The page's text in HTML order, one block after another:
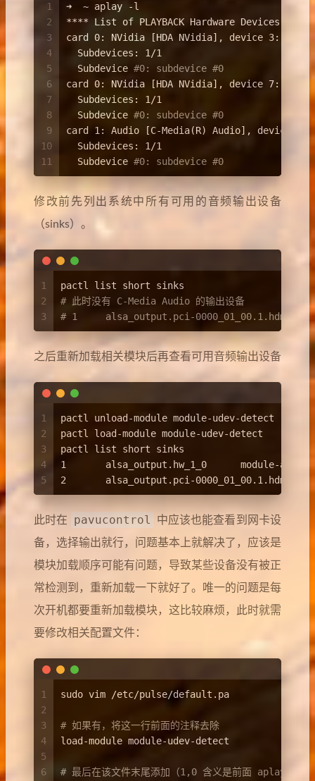
1
2
3
4
5
6
7
8
9
10
11
➜  ~ aplay -l
**** List of PLAYBACK Hardware Devices ****
card 0: NVidia [HDA NVidia], device 3: HDMI 0
  Subdevices: 1/1
  Subdevice
#0: subdevice #0
card 0: NVidia [HDA NVidia], device 7: HDMI
  Subdevices: 1/1
  Subdevice
#0: subdevice #0
card 1: Audio [C-Media(R) Audio], device 0:
  Subdevices: 1/1
  Subdevice
#0: subdevice #0
修改前先列出系统中所有可用的音频输出设备
（sinks）。
1
2
3
pactl list short sinks
# 此时没有 C-Media Audio 的输出设备
# 1	alsa_output.pci-
之后重新加载相关模块后再查看可用音频输出设备
1
2
3
4
5
pactl unload-module module-udev-detect
pactl load-module module-udev-detect
pactl list short sinks
1       alsa_output.hw_1_0      module-
2       alsa_output.pci-0000_01_00.1.hdmi-
此时在 pavucontrol
中应该也能查看到网卡设
备，选择输出就行，问题基本上就解决了，应该是
模块加载顺序可能有问题，导致某些设备没有被正
常检测到，重新加载一下就好了。唯一的问题是每
次开机都要重新加载模块，这比较麻烦，此时就需
要修改相关配置文件：
1
2
3
4
5
6
sudo vim /etc/pulse/default.pa
# 如果有，将这一行前面的注释去除
load-module module-udev-detect
# 最后在该文件末尾添加（1,0 含义是前面 aplay -l